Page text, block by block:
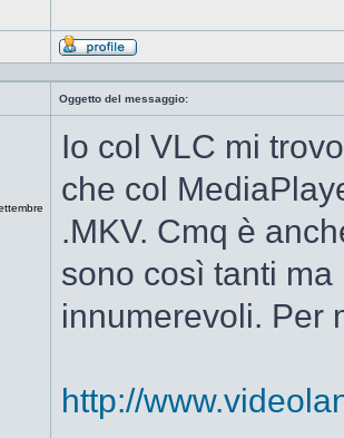
Profilo
Oggetto del messaggio:
Io col VLC mi
che col
.MKV. Cmq è
sono così tanti
innumerevoli. Per
http://